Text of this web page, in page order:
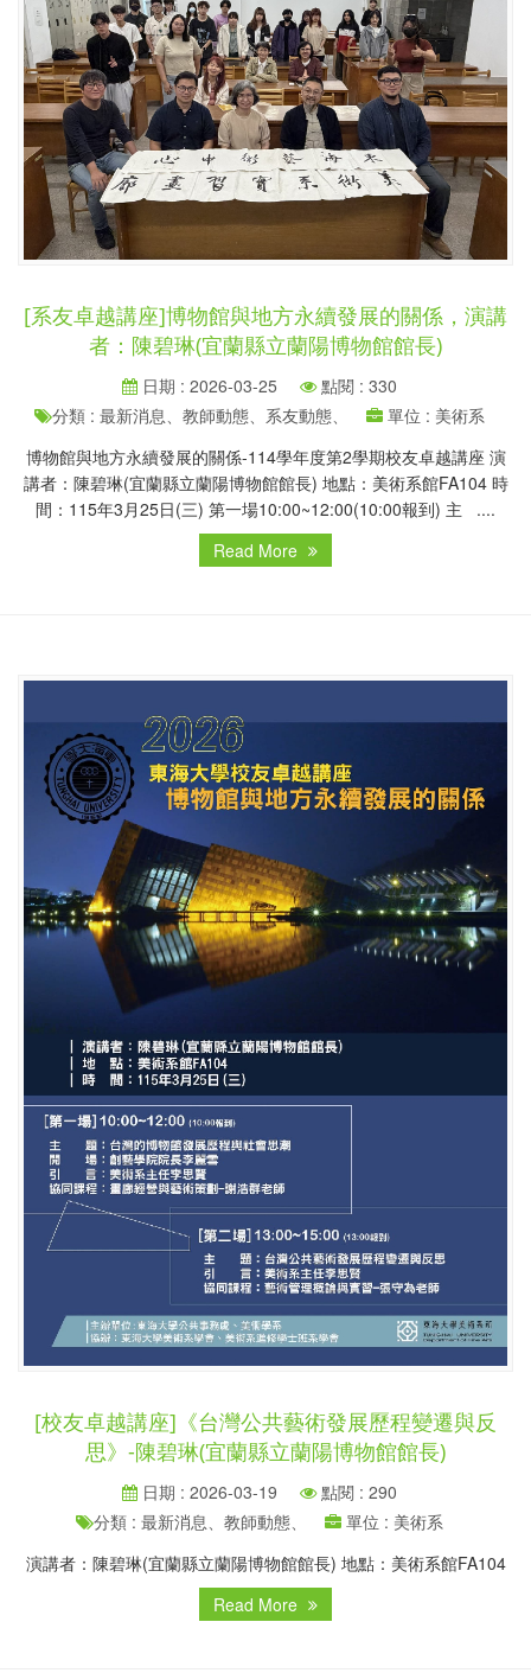
[系友卓越講座]博物館與地方永續發展的關係，演講
者：陳碧琳(宜蘭縣立蘭陽博物館館長)
日期 : 2026-03-25
點閱 : 330
分類 : 最新消息、教師動態、系友動態、
單位 : 美術系
博物館與地方永續發展的關係-114學年度第2學期校友卓越講座 演
講者：陳碧琳(宜蘭縣立蘭陽博物館館長) 地點：美術系館FA104 時
間：115年3月25日(三) 第一場10:00~12:00(10:00報到) 主 ....
Read More
[校友卓越講座]《台灣公共藝術發展歷程變遷與反
思》-陳碧琳(宜蘭縣立蘭陽博物館館長)
日期 : 2026-03-19
點閱 : 290
分類 : 最新消息、教師動態、
單位 : 美術系
演講者：陳碧琳(宜蘭縣立蘭陽博物館館長) 地點：美術系館FA104
Read More